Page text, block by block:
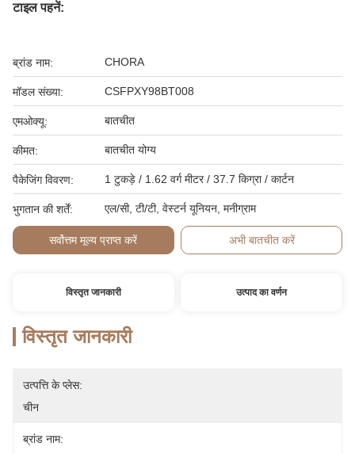
टाइल पहनें:
ब्रांड नाम: CHORA
मॉडल संख्या: CSFPXY98BT008
एमओक्यू: बातचीत
कीमत: बातचीत योग्य
पैकेजिंग विवरण: 1 टुकड़े / 1.62 वर्ग मीटर / 37.7 किग्रा / कार्टन
भुगतान की शर्तें: एल/सी, टी/टी, वेस्टर्न यूनियन, मनीग्राम
सर्वोत्तम मूल्य प्राप्त करें अभी बातचीत करें
विस्तृत जानकारी उत्पाद का वर्णन
विस्तृत जानकारी
उत्पत्ति के प्लेस:
चीन
ब्रांड नाम: